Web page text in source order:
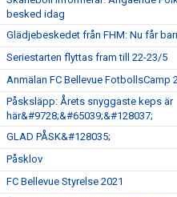
besked idag
Glädjebeskedet från FHM: Nu får
Seriestarten flyttas fram till 22-23/5
Anmälan FC Bellevue FotbollsCamp
Påsksläpp: Årets snyggaste keps är
här&#9728;&#65039;&#128037;
GLAD PÅSK&#128035;
Påsklov
FC Bellevue Styrelse 2021